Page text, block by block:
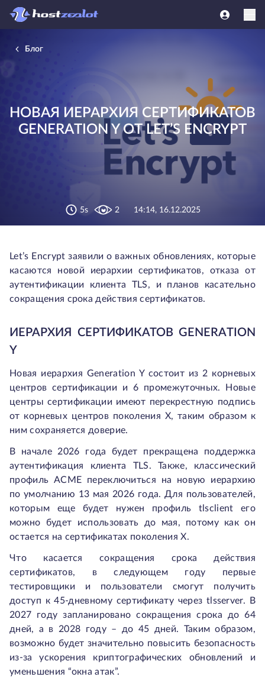
Блог
НОВАЯ ИЕРАРХИЯ СЕРТИФИКАТОВ
GENERATION Y ОТ LET’S ENCRYPT
5s 2 14:14, 16.12.2025
Let’s Encrypt заявили о важных обновлениях, которые
касаются новой иерархии сертификатов, отказа от
аутентификации клиента TLS, и планов касательно
сокращения срока действия сертификатов.
ИЕРАРХИЯ СЕРТИФИКАТОВ GENERATION
Y
Новая иерархия Generation Y состоит из 2 корневых
центров сертификации и 6 промежуточных. Новые
центры сертификации имеют перекрестную подпись
от корневых центров поколения X, таким образом к
ним сохраняется доверие.
В начале 2026 года будет прекращена поддержка
аутентификация клиента TLS. Также, классический
профиль ACME переключиться на новую иерархию
по умолчанию 13 мая 2026 года. Для пользователей,
которым еще будет нужен профиль tlsclient его
можно будет использовать до мая, потому как он
остается на сертификатах поколения X.
Что касается сокращения срока действия
сертификатов, в следующем году первые
тестировщики и пользователи смогут получить
доступ к 45-дневному сертификату через tlsserver. В
2027 году запланировано сокращения срока до 64
дней, а в 2028 году – до 45 дней. Таким образом,
возможно будет значительно повысить безопасность
из-за ускорения криптографических обновлений и
уменьшения “окна атак”.